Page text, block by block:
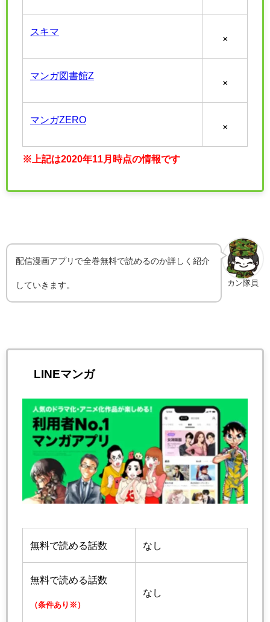
スキマ
×
マンガ図書館Z
×
マンガZERO
×
※上記は2020年11月時点の情報です
カン隊員
配信漫画アプリで全巻無料で読めるのか詳しく紹介
していきます。
LINEマンガ
無料で読める話数 なし
無料で読める話数
（条件あり※）
なし